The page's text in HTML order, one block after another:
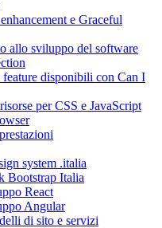
e Graceful
allo sviluppo del software
disponibili con Can I
per CSS e JavaScript
system .italia
Bootstrap Italia
React
Angular
di sito e servizi